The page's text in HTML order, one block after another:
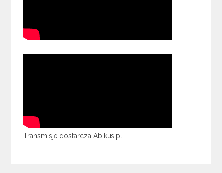
Transmisje dostarcza Abikus.pl